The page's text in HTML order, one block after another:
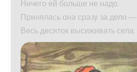
Ничего ей больше не надо.
Принялась она сразу за дело —
Весь десяток высиживать села.